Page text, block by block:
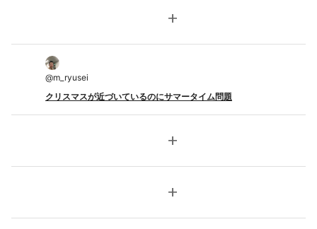
add
@m_ryusei
クリスマスが近づいているのにサマータイム問題
add
add